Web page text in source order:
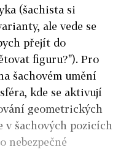
(šachista si
ale vede se
přejít do
figuru?"). Pro
šachovém umění
kde se aktivují
geometrických
šachových pozicích
nebezpečné